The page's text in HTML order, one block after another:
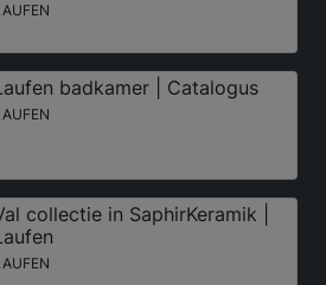
badkamer | Catalogus
collectie in SaphirKeramik |